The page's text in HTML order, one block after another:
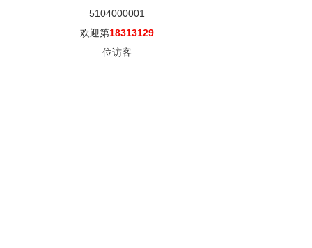
5104000001
欢迎第18313129
位访客